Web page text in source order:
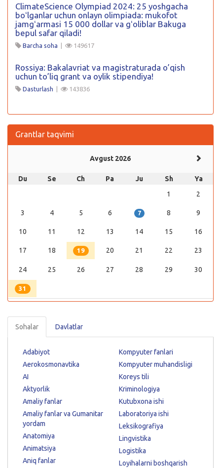
ClimateScience Olympiad 2024: 25 yoshgacha
boʻlganlar uchun onlayn olimpiada: mukofot
jamgʻarmasi 15 000 dollar va gʻoliblar Bakuga
bepul safar qiladi!
Barcha soha | 149617
Rossiya: Bakalavriat va magistraturada o’qish
uchun to’liq grant va oylik stipendiya!
Dasturlash | 143836
Grantlar taqvimi
Avgust 2026
Du Se Ch Pa Ju Sh
Ya
1
2
3 4 5 6 7 8 9
10 11 12 13 14 15 16
17 18 19 20 21 22 23
24 25 26 27 28 29 30
31
Sohalar Davlatlar
Adabiyot
Aerokosmonavtika
AI
Aktyorlik
Amaliy fanlar
Amaliy fanlar va Gumanitar
yordam
Anatomiya
Animatsiya
Aniq fanlar
Kompyuter fanlari
Kompyuter muhandisligi
Koreys tili
Kriminologiya
Kutubxona ishi
Laboratoriya ishi
Leksikografiya
Lingvistika
Logistika
Loyihalarni boshqarish